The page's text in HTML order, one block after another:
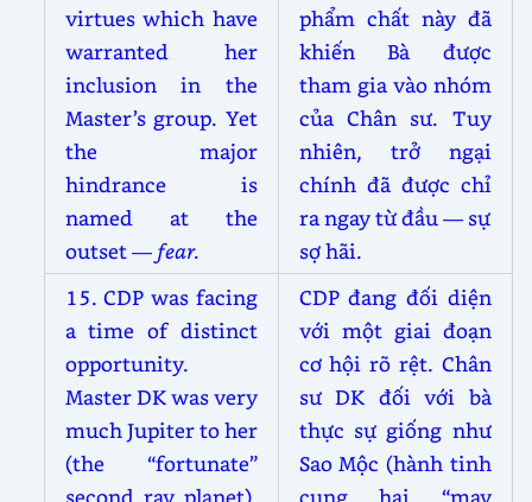
virtues which have
warranted her
inclusion in the
Master’s group. Yet
the major
hindrance is
named at the
outset — fear.
phẩm chất này đã
khiến Bà được
tham gia vào nhóm
của Chân sư. Tuy
nhiên, trở ngại
chính đã được chỉ
ra ngay từ đầu — sự
sợ hãi.
15. CDP was facing
a time of distinct
opportunity.
Master DK was very
much Jupiter to her
(the “fortunate”
second ray planet),
CDP đang đối diện
với một giai đoạn
cơ hội rõ rệt. Chân
sư DK đối với bà
thực sự giống như
Sao Mộc (hành tinh
cung hai “may